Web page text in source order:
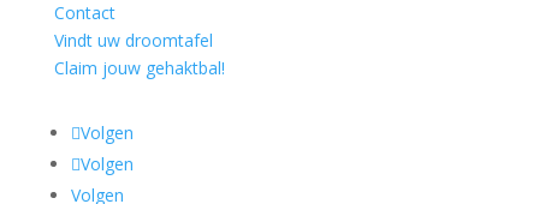
Contact
Vindt uw droomtafel
Claim jouw gehaktbal!
Volgen
Volgen
Volgen